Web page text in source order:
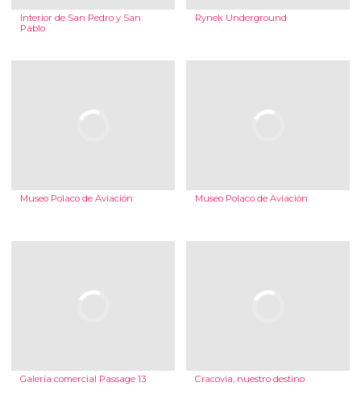
Interior de San Pedro y San
Pablo
Rynek Underground
Museo Polaco de Aviación Museo Polaco de Aviación
Galería comercial Passage 13 Cracovia, nuestro destino